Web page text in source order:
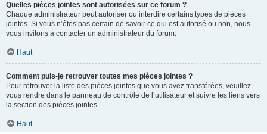
Quelles pièces jointes sont autorisées sur ce forum ?
Chaque administrateur peut autoriser ou interdire certains types de pièces
jointes. Si vous n’êtes pas certain de savoir ce qui est autorisé ou non, nous
vous invitons à contacter un administrateur du forum.
Haut
Comment puis-je retrouver toutes mes pièces jointes ?
Pour retrouver la liste des pièces jointes que vous avez transférées, veuillez
vous rendre dans le panneau de contrôle de l’utilisateur et suivre les liens vers
la section des pièces jointes.
Haut